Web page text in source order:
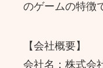
のゲームの特徴
【会社概要】
会社名：株式会